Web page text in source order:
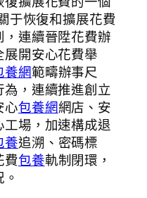
于恢復和擴展花費
連續晉陞花費辦
開安心花費舉
養網範疇辦事尺
，連續推進創立
心包養網網店、安
場，加速構成退
養追溯、密碼標
費包養軌制閉環，